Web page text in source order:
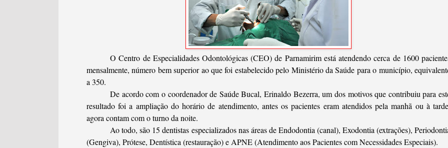
O Centro de Especialidades Odontológicas (CEO) de Parnamirim está atendendo cerca de 1600
mensalmente, número bem superior ao que foi estabelecido pelo Ministério da Saúde para o município,
a 350.
De acordo com o coordenador de Saúde Bucal, Erinaldo Bezerra, um dos motivos que contribuiu para
resultado foi a ampliação do horário de atendimento, antes os pacientes eram atendidos pela manhã ou à
agora contam com o turno da noite.
Ao todo, são 15 dentistas especializados nas áreas de Endodontia (canal), Exodontia (extrações),
(Gengiva), Prótese, Dentística (restauração) e APNE (Atendimento aos Pacientes com Necessidades Especiais).